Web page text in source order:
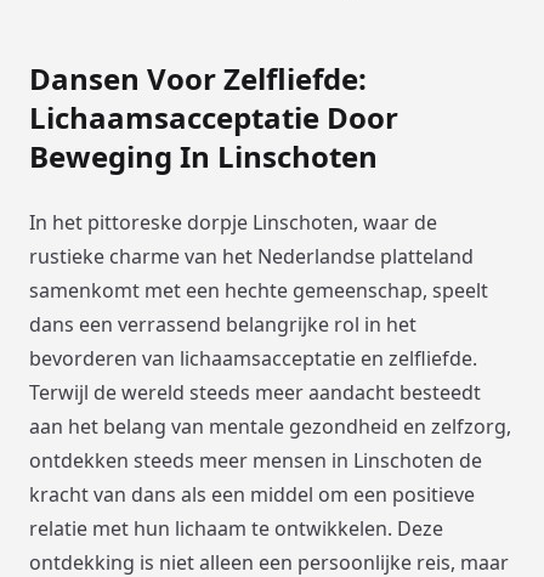
Dansen Voor Zelfliefde:
Lichaamsacceptatie Door
Beweging In Linschoten
In het pittoreske dorpje Linschoten, waar de
rustieke charme van het Nederlandse platteland
samenkomt met een hechte gemeenschap, speelt
dans een verrassend belangrijke rol in het
bevorderen van lichaamsacceptatie en zelfliefde.
Terwijl de wereld steeds meer aandacht besteedt
aan het belang van mentale gezondheid en zelfzorg,
ontdekken steeds meer mensen in Linschoten de
kracht van dans als een middel om een positieve
relatie met hun lichaam te ontwikkelen. Deze
ontdekking is niet alleen een persoonlijke reis, maar